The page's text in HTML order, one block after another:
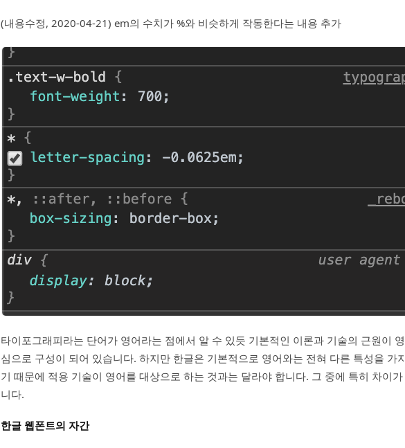
(내용수정, 2020-04-21) em의 수치가 %와 비슷하게 작동한다는 내용 추가
타이포그래피라는 단어가 영어라는 점에서 알 수 있듯 기본적인 이론과 기술의 근원이
심으로 구성이 되어 있습니다. 하지만 한글은 기본적으로 영어와는 전혀 다른 특성을 가
기 때문에 적용 기술이 영어를 대상으로 하는 것과는 달라야 합니다. 그 중에 특히 차이
니다.
한글 웹폰트의 자간